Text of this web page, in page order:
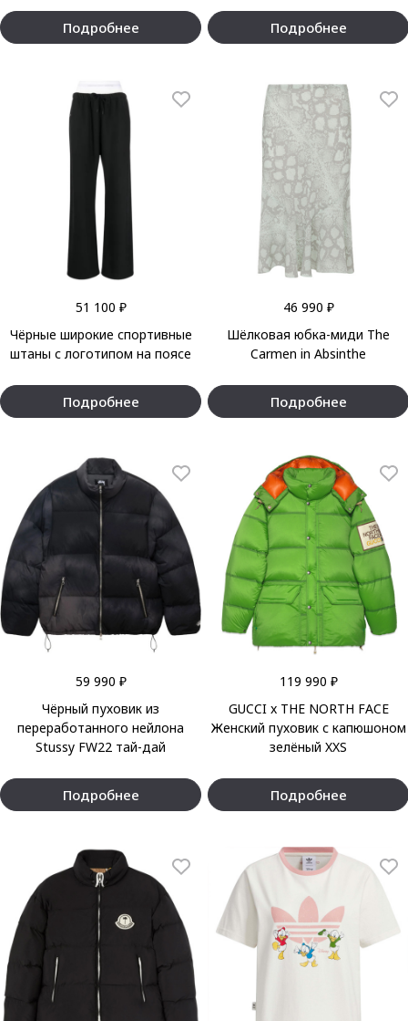
Подробнее Подробнее
51 100 ₽
Чёрные широкие спортивные
штаны с логотипом на поясе
Подробнее
46 990 ₽
Шёлковая юбка-миди The
Carmen in Absinthe
Подробнее
59 990 ₽
Чёрный пуховик из
переработанного нейлона
Stussy FW22 тай-дай
Подробнее
119 990 ₽
GUCCI x THE NORTH FACE
Женский пуховик с капюшоном
зелёный XXS
Подробнее